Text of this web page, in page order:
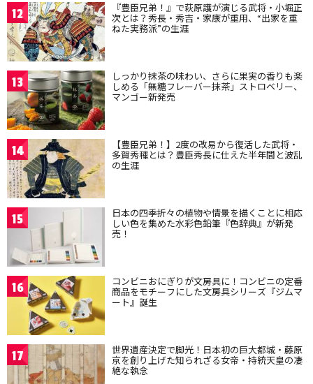
12 『豊臣兄弟！』で萩原護が演じる武将・小堀正
次とは？秀長・秀吉・家康が重用、“出家を重
ねた実務派”の生涯
13 しっかり抹茶の味わい、さらに果実の香りも楽
しめる「無糖フレーバー抹茶」ストロベリー、
マンゴー新発売
14 【豊臣兄弟！】2度の改易から復活した武将・
多賀秀種とは？豊臣秀長に仕えた半年間と波乱
の生涯
15 日本の四季折々の植物や情景を描くことに相応
しい色を集めた水彩色鉛筆『色辞典』が新発
売！
16 コンビニおにぎりが文房具に！コンビニの定番
商品をモチーフにした文房具シリーズ『ジムマ
ート』誕生
17 世界遺産決定で脚光！日本初の巨大都城・藤原
京を創り上げた知られざる女帝・持統天皇の凄
絶な執念